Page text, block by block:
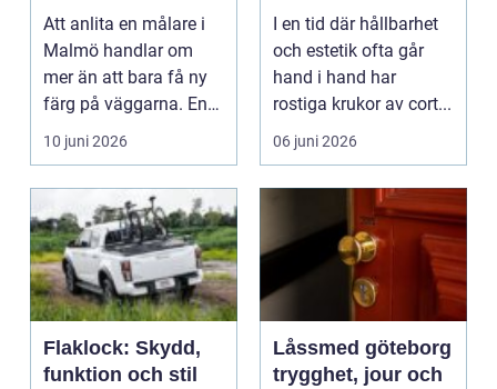
hållbart resultat
Att anlita en målare i
Malmö handlar om
mer än att bara få ny
färg på väggarna. En
skicklig hantverk...
10 juni 2026
I en tid där hållbarhet
och estetik ofta går
hand i hand har
rostiga krukor av cort...
06 juni 2026
Flaklock: Skydd,
funktion och stil
Låssmed göteborg
trygghet, jour och